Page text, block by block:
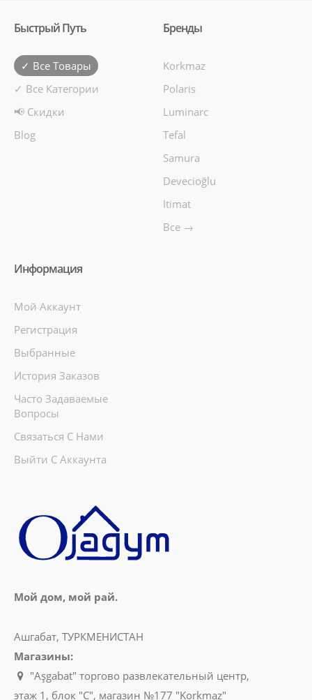
Быстрый Путь
✓ Все Товары
✓ Все Категории
📢 Скидки
Blog
Бренды
Korkmaz
Polaris
Luminarc
Tefal
Samura
Devecioğlu
Itimat
Все →
Информация
Мой Аккаунт
Регистрация
Выбранные
История Заказов
Часто Задаваемые
Вопросы
Связаться С Нами
Выйти С Аккаунта
Мой дом, мой рай.
Ашгабат, ТУРКМЕНИСТАН
Магазины:
"Aşgabat" торгово развлекательный центр,
этаж 1, блок "C", магазин №177 "Korkmaz"